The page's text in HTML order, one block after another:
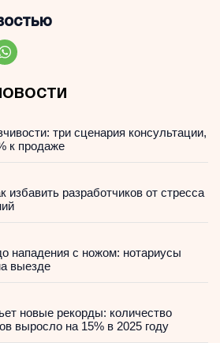
три сценария консультации,
к продаже
избавить разработчиков от стресса
нападения с ножом: нотариусы
выезде
новые рекорды: количество
выросло на 15% в 2025 году